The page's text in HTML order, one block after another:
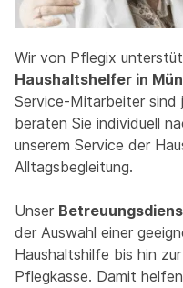
Wir von Pflegix
Haushaltshelfer in
Service-Mitarbeiter sind
beraten Sie individuell
unserem Service der
Alltagsbegleitung.
Unser
der Auswahl einer
Haushaltshilfe bis hin
Pflegkasse. Damit